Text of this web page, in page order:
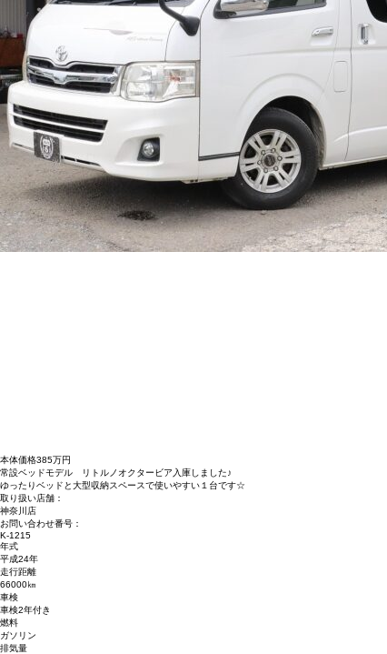
本体価格385万円
常設ベッドモデル リトルノオクタービア入庫しました♪
ゆったりベッドと大型収納スペースで使いやすい１台です☆
取り扱い店舗：
神奈川店
お問い合わせ番号：
K-1215
年式
平成24年
走行距離
66000㎞
車検
車検2年付き
燃料
ガソリン
排気量